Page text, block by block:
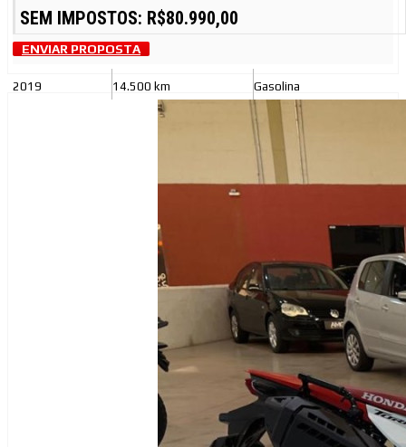
SEM IMPOSTOS: R$80.990,00
ENVIAR PROPOSTA
2019 14.500 km Gasolina